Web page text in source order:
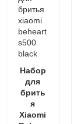
Набор
для
брить
я
Xiaomi